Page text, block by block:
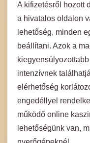
A kifizetésről hozott
a hivatalos oldalon
lehetőség, minden
beállítani. Azok a
intenzívnek
elérhetőség
engedéllyel
működő online
lehetőségünk van,